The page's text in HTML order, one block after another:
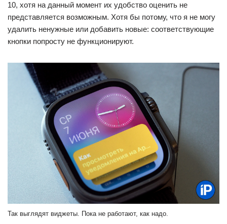
10, хотя на данный момент их удобство оценить не
представляется возможным. Хотя бы потому, что я не могу
удалить ненужные или добавить новые: соответствующие
кнопки попросту не функционируют.
Так выглядят виджеты. Пока не работают, как надо.